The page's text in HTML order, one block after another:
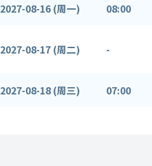
2027-08-16 (周一) 08:00
2027-08-17 (周二) -
2027-08-18 (周三) 07:00